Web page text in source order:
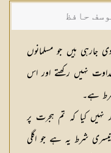
حافظ
ہیں جو مسلمانوں
نہیں رکھتے اور اس
شرط ہے۔
نہیں کیا کہ تم ہجرت پر
شرط یہ ہے جو اگلی